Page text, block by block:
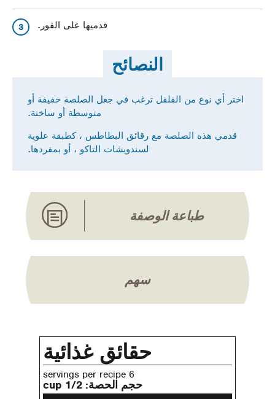
3 قدميها على الفور.
النصائح
اختر أي نوع من الفلفل ترغب في جعل الصلصة خفيفة أو
متوسطة أو ساخنة.
قدمي هذه الصلصة مع رقائق البطاطس ، كطبقة علوية
لسندويشات التاكو ، أو بمفردها.
طباعة الوصفة
سهم
حقائق غذائية
6 servings per recipe
حجم الحصة: 1/2 cup